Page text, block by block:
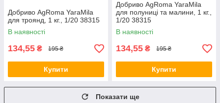
Добриво AgRoma YaraMila
для троянд, 1 кг., 1/20 38315
В наявності
134,55 ₴ 195 ₴
Купити
Добриво AgRoma YaraMila
для полуниці та малини, 1 кг.,
1/20 38315
В наявності
134,55 ₴ 195 ₴
Купити
Показати ще